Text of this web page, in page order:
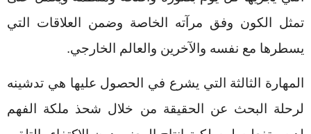
تمثل الكون وفق مرآته الخاصة وضمن العلاقات التي
يسطرها مع نفسه والآخرين والعالم الخارجي.
المهارة الثالثة التي يشرع في الحصول عليها هي تدشينه
لرحلة البحث عن الحقيقة من خلال شحذ ملكة الفهم